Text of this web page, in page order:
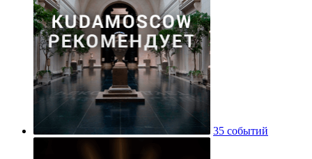
35 событий